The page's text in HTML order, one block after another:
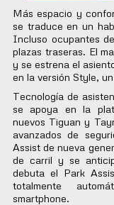
Más espacio y
se traduce en un
Incluso ocupantes
plazas traseras. El
y se estrena el
en la versión Style,
Tecnología de
se apoya en la
nuevos Tiguan y
avanzados de
Assist de nueva
de carril y se
debuta el Park
totalmente
smartphone.